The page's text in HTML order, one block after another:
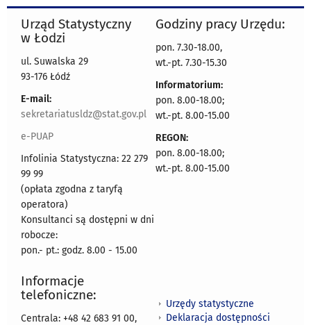
Urząd Statystyczny
w Łodzi
ul. Suwalska 29
93-176 Łódź
E-mail:
sekretariatusldz@stat.gov.pl
e-PUAP
Infolinia Statystyczna: 22 279
99 99
(opłata zgodna z taryfą
operatora)
Konsultanci są dostępni w dni
robocze:
pon.- pt.: godz. 8.00 - 15.00
Godziny pracy Urzędu:
pon. 7.30-18.00,
wt.-pt. 7.30-15.30
Informatorium:
pon. 8.00-18.00;
wt.-pt. 8.00-15.00
REGON:
pon. 8.00-18.00;
wt.-pt. 8.00-15.00
Informacje
telefoniczne:
Centrala: +48 42 683 91 00,
Urzędy statystyczne
Deklaracja dostępności